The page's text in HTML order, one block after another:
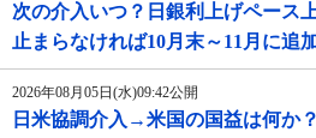
次の介入いつ？日銀利上げペース
止まらなければ10月末～11月に追
2026年08月05日(水)09:42公開
日米協調介入→米国の国益は何か